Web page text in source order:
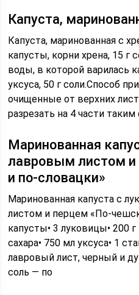
Капуста,
Капуста, маринованная с
капусты, корни хрена, 15 г
воды, в которой варилась
уксуса, 50 г соли.Способ
очищенные от верхних
разрезать на 4 части таким
Маринованная
лавровым листом
и по-словацки»
Маринованная капуста с
листом и перцем «По-
капусты• 3 луковицы• 200 г
сахара• 750 мл уксуса• 1
лавровый лист, черный и
соль — по